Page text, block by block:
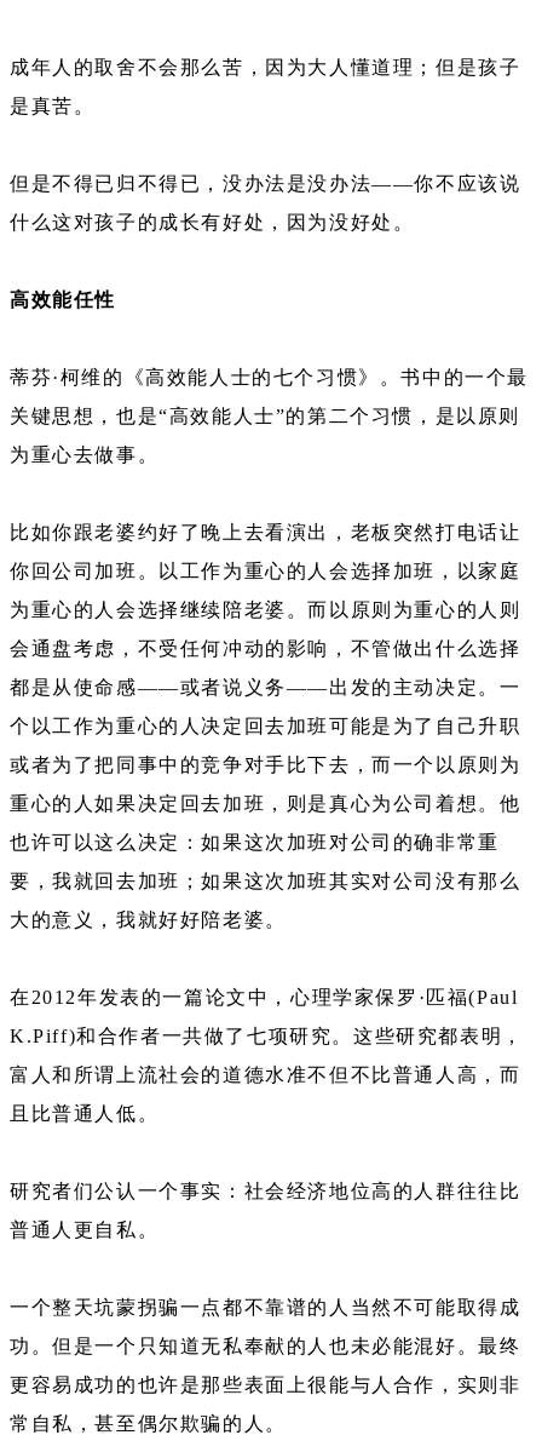
成年人的取舍不会那么苦，因为大人懂道理；但是孩子
是真苦。
但是不得已归不得已，没办法是没办法——你不应该说
什么这对孩子的成长有好处，因为没好处。
高效能任性
蒂芬·柯维的《高效能人士的七个习惯》。书中的一个最
关键思想，也是“高效能人士”的第二个习惯，是以原则
为重心去做事。
比如你跟老婆约好了晚上去看演出，老板突然打电话让
你回公司加班。以工作为重心的人会选择加班，以家庭
为重心的人会选择继续陪老婆。而以原则为重心的人则
会通盘考虑，不受任何冲动的影响，不管做出什么选择
都是从使命感——或者说义务——出发的主动决定。一
个以工作为重心的人决定回去加班可能是为了自己升职
或者为了把同事中的竞争对手比下去，而一个以原则为
重心的人如果决定回去加班，则是真心为公司着想。他
也许可以这么决定：如果这次加班对公司的确非常重
要，我就回去加班；如果这次加班其实对公司没有那么
大的意义，我就好好陪老婆。
在2012年发表的一篇论文中，心理学家保罗·匹福(Paul
K.Piff)和合作者一共做了七项研究。这些研究都表明，
富人和所谓上流社会的道德水准不但不比普通人高，而
且比普通人低。
研究者们公认一个事实：社会经济地位高的人群往往比
普通人更自私。
一个整天坑蒙拐骗一点都不靠谱的人当然不可能取得成
功。但是一个只知道无私奉献的人也未必能混好。最终
更容易成功的也许是那些表面上很能与人合作，实则非
常自私，甚至偶尔欺骗的人。